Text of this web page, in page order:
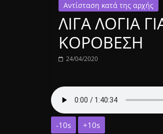
1431AM
Αντίσταση κατά της αρχής
ΛΙΓΑ ΛΟΓΙΑ
ΚΟΡΟΒΕΣΗ
24/04/2020
-10s
+10s